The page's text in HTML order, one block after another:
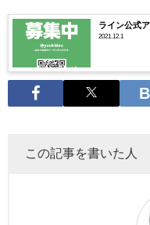
ライン公式
2021.12.1
この記事を書いた人